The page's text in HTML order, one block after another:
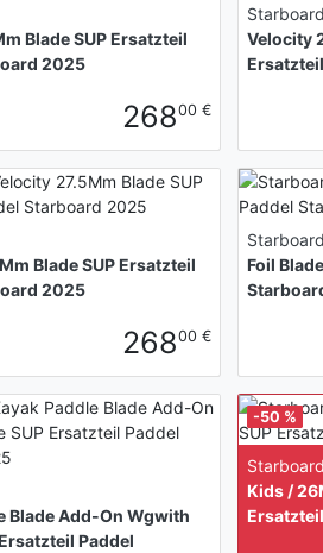
Blade SUP Ersatzteil
2025
26800 €
Starboard
Velocity
Blade SUP Ersatzteil
2025
26800 €
Starboard
Foil
Blade Add-On Wgwith
Paddel
Starboard
Kids /
-50 %